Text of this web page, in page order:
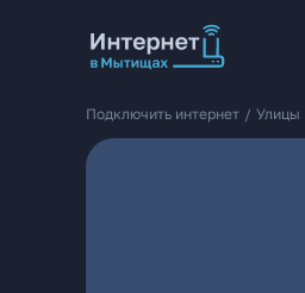
Подключить интернет / Улицы